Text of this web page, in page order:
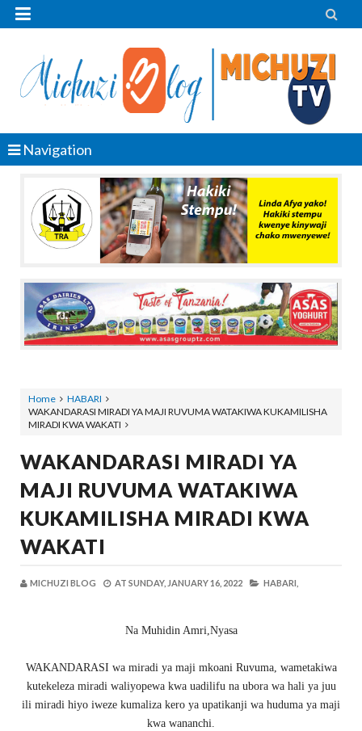
 
Navigation
Home
HABARI
WAKANDARASI MIRADI YA MAJI RUVUMA WATAKIWA KUKAMILISHA
MIRADI KWA WAKATI
WAKANDARASI MIRADI YA
MAJI RUVUMA WATAKIWA
KUKAMILISHA MIRADI KWA
WAKATI
MICHUZI BLOG AT SUNDAY, JANUARY 16, 2022 HABARI,
Na Muhidin Amri,Nyasa
WAKANDARASI wa miradi ya maji mkoani Ruvuma, wametakiwa
kutekeleza miradi waliyopewa kwa uadilifu na ubora wa hali ya juu
ili miradi hiyo iweze kumaliza kero ya upatikanji wa huduma ya maji
kwa wananchi.